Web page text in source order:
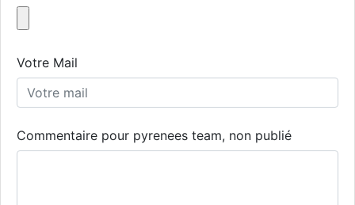
Votre Mail
Commentaire pour pyrenees team, non publié